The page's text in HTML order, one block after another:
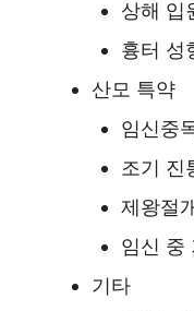
상해 입
흉터 성
산모 특약
임신중
조기 진
제왕절
임신 중
기타